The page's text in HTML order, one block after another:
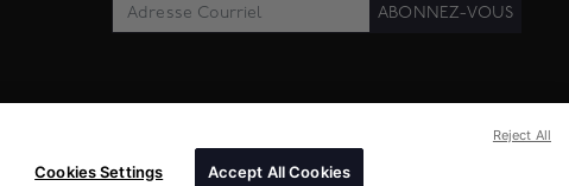
ABONNEZ-VOUS
Cookies Settings Accept All Cookies
Reject All